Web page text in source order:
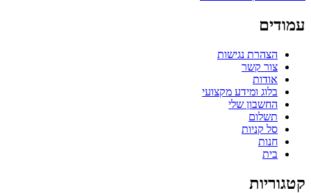
עמודים
הצהרת נגישות
צור קשר
אודות
בלוג ומידע מקצועי
החשבון שלי
תשלום
סל קניות
חנות
בית
קטגוריות